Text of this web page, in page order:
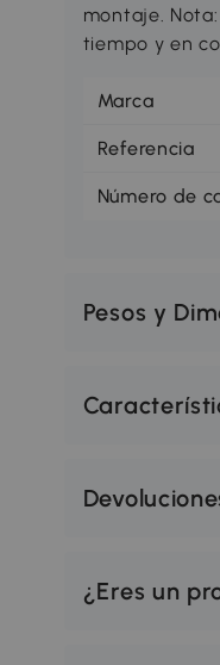
montaje.
tiempo y en
Marca
Referencia
Número de
Pesos y
¿Eres un